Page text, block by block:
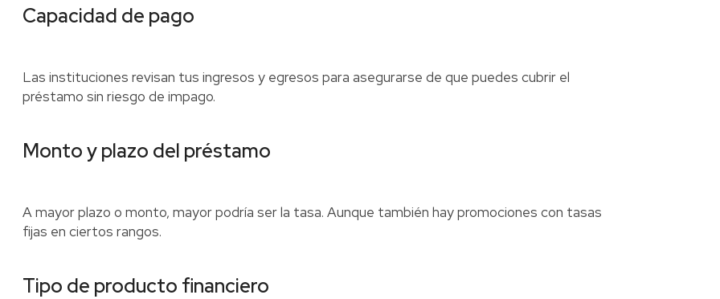
Capacidad de pago
Las instituciones revisan tus ingresos y egresos para asegurarse de que puedes cubrir el
préstamo sin riesgo de impago.
Monto y plazo del préstamo
A mayor plazo o monto, mayor podría ser la tasa. Aunque también hay promociones con tasas
fijas en ciertos rangos.
Tipo de producto financiero